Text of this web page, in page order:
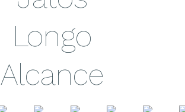
Longo
Alcance